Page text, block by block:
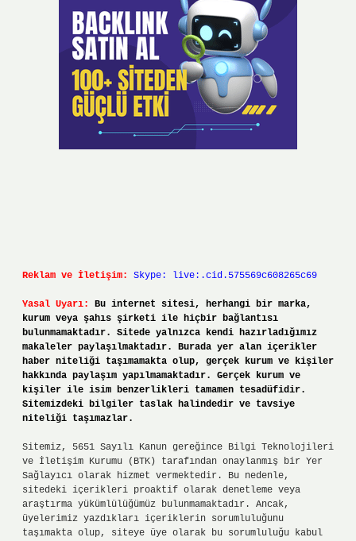
Reklam ve İletişim: Skype: live:.cid.575569c608265c69
Yasal Uyarı:
Bu internet sitesi, herhangi bir marka,
kurum veya şahıs şirketi ile hiçbir bağlantısı
bulunmamaktadır. Sitede yalnızca kendi hazırladığımız
makaleler paylaşılmaktadır. Burada yer alan içerikler
haber niteliği taşımamakta olup, gerçek kurum ve kişiler
hakkında paylaşım yapılmamaktadır. Gerçek kurum ve
kişiler ile isim benzerlikleri tamamen tesadüfidir.
Sitemizdeki bilgiler taslak halindedir ve tavsiye
niteliği taşımazlar.
Sitemiz, 5651 Sayılı Kanun gereğince Bilgi Teknolojileri
ve İletişim Kurumu (BTK) tarafından onaylanmış bir Yer
Sağlayıcı olarak hizmet vermektedir. Bu nedenle,
sitedeki içerikleri proaktif olarak denetleme veya
araştırma yükümlülüğümüz bulunmamaktadır. Ancak,
üyelerimiz yazdıkları içeriklerin sorumluluğunu
taşımakta olup, siteye üye olarak bu sorumluluğu kabul